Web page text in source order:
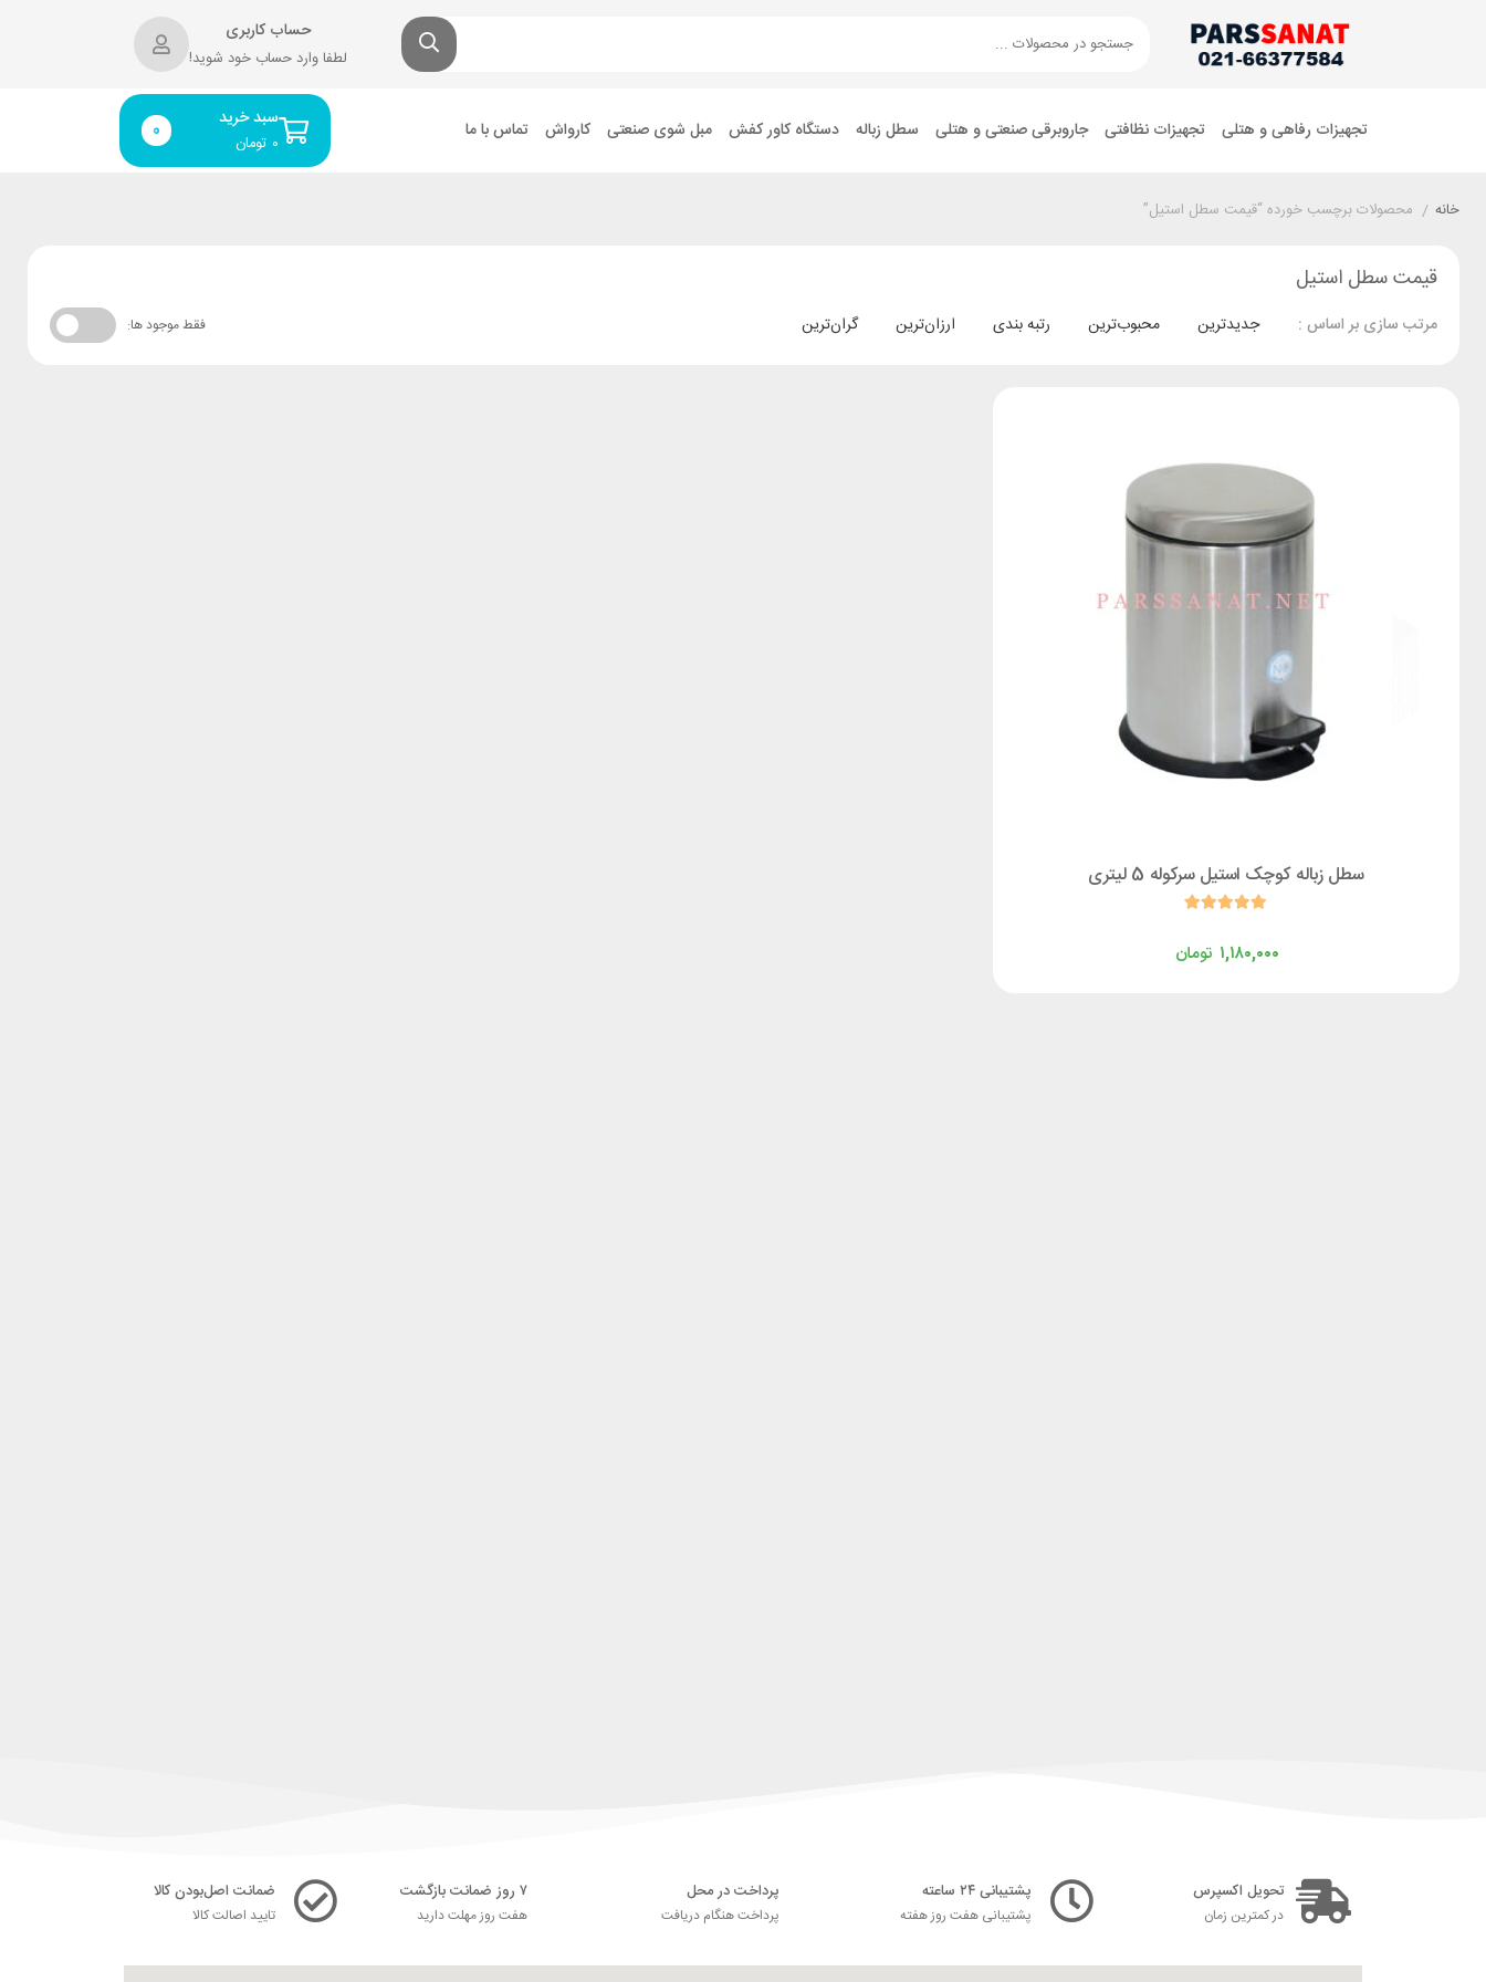
حساب کاربری
لطفا وارد حساب خود شوید!
تجهیزات رفاهی و هتلی تجهیزات نظافتی جاروبرقی صنعتی و هتلی سطل زباله دستگاه کاور کفش مبل شوی صنعتی کارواش تماس با ما سبد خرید
تومان ۰ 0
خانه / محصولات برچسب خورده “قیمت سطل استیل”
قیمت سطل استیل
مرتب سازی بر اساس : جدیدترین محبوب‌ترین رتبه بندی ارزان‌ترین گران‌ترین فقط موجود ها:
سطل زباله کوچک استیل سرکوله 5 لیتری
تومان ۱,۱۸۰,۰۰۰
تحویل اکسپرس
در کمترین زمان
پشتیبانی ۲۴ ساعته
پشتیبانی هفت روز هفته
پرداخت در محل
پرداخت هنگام دریافت
۷ روز ضمانت بازگشت
هفت روز مهلت دارید
ضمانت اصل‌بودن کالا
تایید اصالت کالا